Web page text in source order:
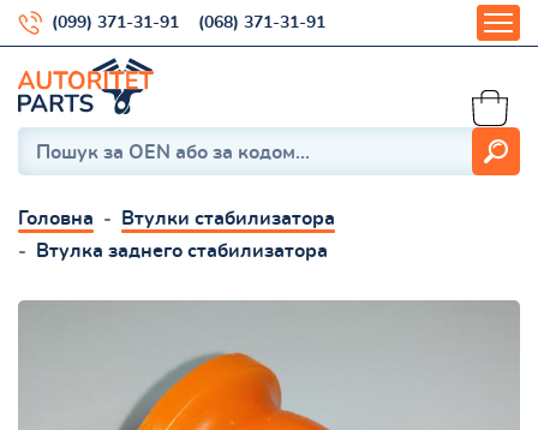
(099) 371-31-91 (068) 371-31-91
Головна
Втулки стабилизатора
Втулка заднего стабилизатора